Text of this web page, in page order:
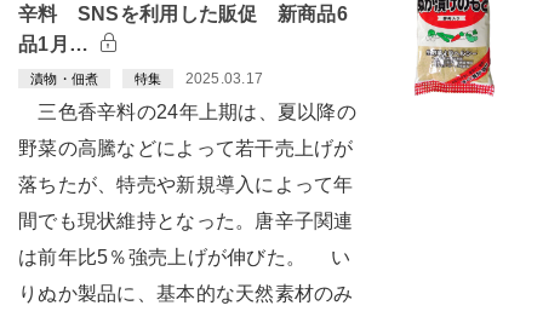
辛料 SNSを利用した販促 新商品6
品1月…
漬物・佃煮 特集 2025.03.17
三色香辛料の24年上期は、夏以降の
野菜の高騰などによって若干売上げが
落ちたが、特売や新規導入によって年
間でも現状維持となった。唐辛子関連
は前年比5％強売上げが伸びた。 い
りぬか製品に、基本的な天然素材のみ